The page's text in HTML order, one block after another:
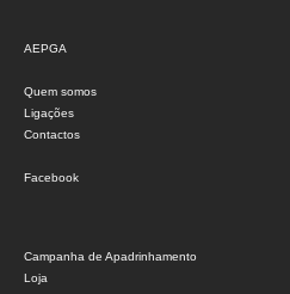
AEPGA
Quem somos
Ligações
Contactos
Facebook
Campanha de Apadrinhamento
Loja